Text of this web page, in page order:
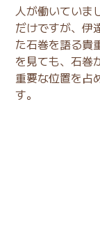
人が働いていま
だけですが、伊
た石巻を語る貴
を見ても、石巻
重要な位置を占
す。